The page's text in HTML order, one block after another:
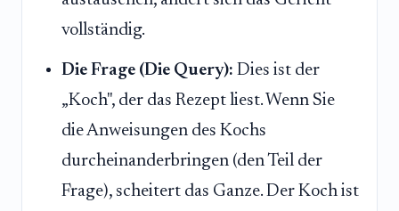
vollständig.
Die Frage (Die Query): Dies ist der
„Koch", der das Rezept liest. Wenn Sie
die Anweisungen des Kochs
durcheinanderbringen (den Teil der
Frage), scheitert das Ganze. Der Koch ist